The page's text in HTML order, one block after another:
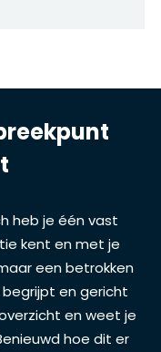
heb je één vast
kent en met je
een betrokken
en gericht
en weet je
hoe dit er